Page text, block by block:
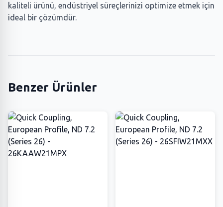
kaliteli ürünü, endüstriyel süreçlerinizi optimize etmek için
ideal bir çözümdür.
Benzer Ürünler